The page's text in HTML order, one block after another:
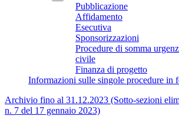
Pubblicazione
Affidamento
Esecutiva
Sponsorizzazioni
Procedure di somma
civile
Finanza di progetto
Informazioni sulle singole procedure in
Archivio fino al 31.12.2023 (Sotto-sezioni
n. 7 del 17 gennaio 2023)